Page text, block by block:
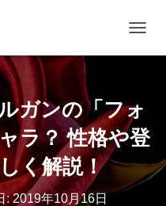
ビ
ョ
ン
を
り
ガンの「フォ
ラ？ 性格や登
く解説！
:2019年10月16日